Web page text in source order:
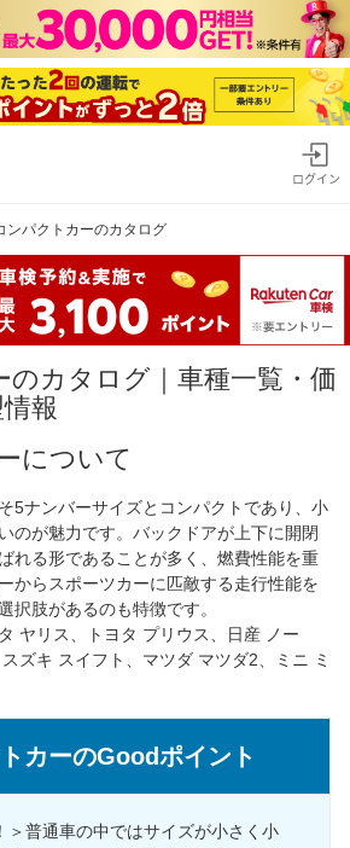
ログイン
ンパクトカーのカタログ
のカタログ｜車種一覧・価
報
について
5ナンバーサイズとコンパクトであり、小
のが魅力です。バックドアが上下に開閉
れる形であることが多く、燃費性能を重
からスポーツカーに匹敵する走行性能を
択肢があるのも特徴です。
ヤリス、トヨタ プリウス、日産 ノー
ズキ スイフト、マツダ マツダ2、ミニ ミ
カーのGoodポイント
＞普通車の中ではサイズが小さく小